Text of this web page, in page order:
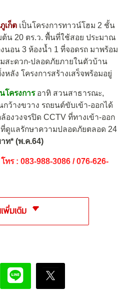
เก็ต เป็นโครงการทาวน์โฮม 2 ชั้น
ต้น 20 ตร.ว. พื้นที่ใช้สอย ประมาณ
นอน 3 ห้องน้ำ 1 ที่จอดรถ มาพร้อม
มสะดวก-ปลอดภัยภายในตัวบ้าน
ลัง โครงการสร้างเสร็จพร้อมอยู่
โครงการอาทิ สวนสาธารณะ,
ว้างขวาง รถยนต์ขับเข้า-ออกได้
องวงจรปิด CCTV ที่ทางเข้า-ออก
ดูแลรักษาความปลอดภัยตลอด 24
ท* (พ.ค.64)
ทร : 083-988-3086 / 076-626-
พิ่มเติม